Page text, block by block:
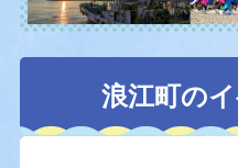
本
浪江町の